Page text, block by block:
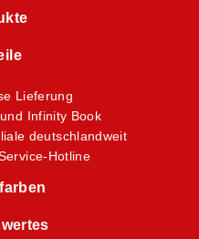
Lieferung
Infinity Book
deutschlandweit
Hotline